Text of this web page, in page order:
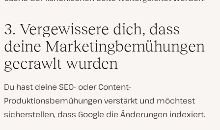
3. Vergewissere dich, dass
deine Marketingbemühungen
gecrawlt wurden
Du hast deine SEO- oder Content-
Produktionsbemühungen verstärkt und möchtest
sicherstellen, dass Google die Änderungen indexiert.